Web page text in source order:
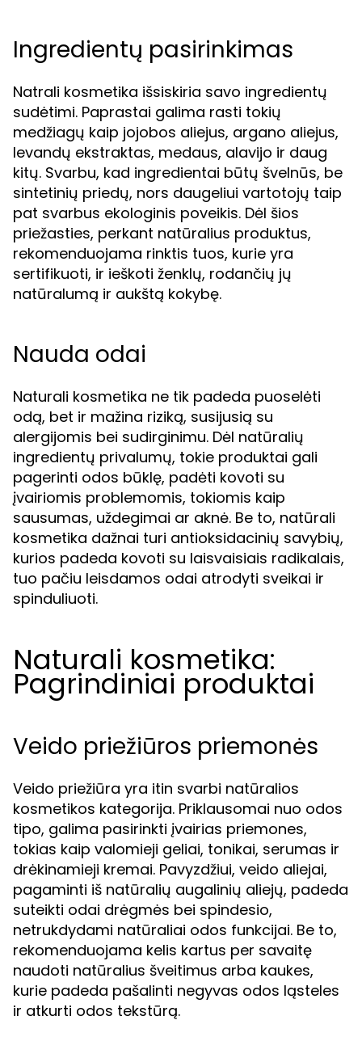
Ingredientų pasirinkimas
Natrali kosmetika išsiskiria savo ingredientų
sudėtimi. Paprastai galima rasti tokių
medžiagų kaip jojobos aliejus, argano aliejus,
levandų ekstraktas, medaus, alavijo ir daug
kitų. Svarbu, kad ingredientai būtų švelnūs, be
sintetinių priedų, nors daugeliui vartotojų taip
pat svarbus ekologinis poveikis. Dėl šios
priežasties, perkant natūralius produktus,
rekomenduojama rinktis tuos, kurie yra
sertifikuoti, ir ieškoti ženklų, rodančių jų
natūralumą ir aukštą kokybę.
Nauda odai
Naturali kosmetika ne tik padeda puoselėti
odą, bet ir mažina riziką, susijusią su
alergijomis bei sudirginimu. Dėl natūralių
ingredientų privalumų, tokie produktai gali
pagerinti odos būklę, padėti kovoti su
įvairiomis problemomis, tokiomis kaip
sausumas, uždegimai ar aknė. Be to, natūrali
kosmetika dažnai turi antioksidacinių savybių,
kurios padeda kovoti su laisvaisiais radikalais,
tuo pačiu leisdamos odai atrodyti sveikai ir
spinduliuoti.
Naturali kosmetika:
Pagrindiniai produktai
Veido priežiūros priemonės
Veido priežiūra yra itin svarbi natūralios
kosmetikos kategorija. Priklausomai nuo odos
tipo, galima pasirinkti įvairias priemones,
tokias kaip valomieji geliai, tonikai, serumas ir
drėkinamieji kremai. Pavyzdžiui, veido aliejai,
pagaminti iš natūralių augalinių aliejų, padeda
suteikti odai drėgmės bei spindesio,
netrukdydami natūraliai odos funkcijai. Be to,
rekomenduojama kelis kartus per savaitę
naudoti natūralius šveitimus arba kaukes,
kurie padeda pašalinti negyvas odos ląsteles
ir atkurti odos tekstūrą.